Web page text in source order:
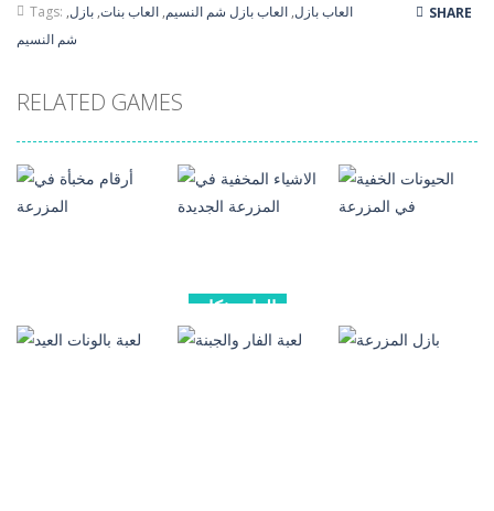
Tags: العاب بازل, العاب بازل شم النسيم, العاب بنات, بازل,
شم النسيم
SHARE
RELATED GAMES
العاب ذكاء
العاب ذكاء
الاشياء المخفية
العاب ذكاء